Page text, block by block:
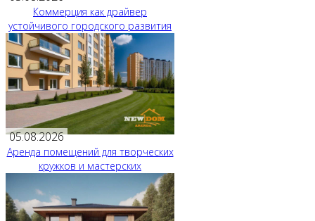
Коммерция как драйвер
устойчивого городского развития
05.08.2026
Аренда помещений для творческих
кружков и мастерских